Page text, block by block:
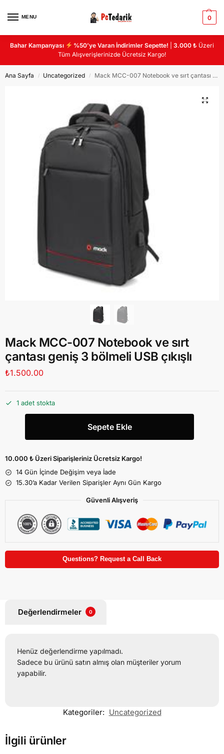
MENU 0
Bahar Kampanyası %50’ye Varan İndirimler Sepette! |3.000 ₺ Üzeri
Tüm Alışverişlerinizde Ücretsiz Kargo!
Ana Sayfa / Uncategorized / Mack MCC-007 Notebook ve sırt çantası geniş 3 bölmeli USB çıkışlı
Mack MCC-007 Notebook ve sırt
çantası geniş 3 bölmeli USB çıkışlı
₺1.500.00
1 adet stokta
Sepete Ekle
10.000 ₺ Üzeri Siparişleriniz Ücretsiz Kargo!
14 Gün İçinde Değişim veya İade
15.30’a Kadar Verilen Siparişler Aynı Gün Kargo
Güvenli Alışveriş
Questions? Request a Call Back
Değerlendirmeler 0
Henüz değerlendirme yapılmadı.
Sadece bu ürünü satın almış olan müşteriler yorum
yapabilir.
Kategoriler: Uncategorized
İlgili ürünler